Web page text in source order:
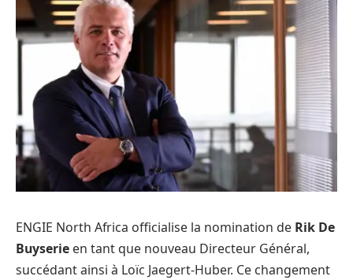
ENGIE North Africa officialise la nomination de Rik De
Buyserie en tant que nouveau Directeur Général,
succédant ainsi à Loïc Jaegert-Huber. Ce changement